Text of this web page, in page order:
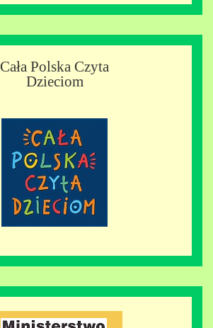
Cała Polska Czyta
Dzieciom